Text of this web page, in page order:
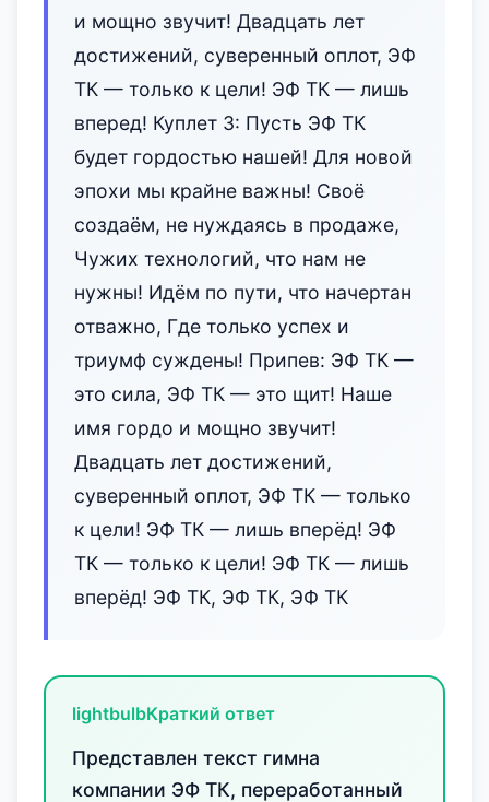
и мощно звучит! Двадцать лет
достижений, сувере‌нный оплот, ЭФ
ТК — только к цели! ЭФ ТК — лишь
вперед! Куплет 3: Пусть ЭФ ТК
будет гордостью нашей! Для новой
эпохи мы крайне важны! Своё
создаём, не нуждаясь в продаже,
Чужих технологий, что нам не
нужны! Идём по пути, что начертан
отважно, Где только успех и
триумф суждены! Припев: ЭФ ТК —
это сила, ЭФ ТК — это щит! Наше
имя гордо и мощно звучит!
Двадцать лет достижений,
сувере‌нный оплот, ЭФ ТК — только
к цели! ЭФ ТК — лишь вперёд! ЭФ
ТК — только к цели! ЭФ ТК — лишь
вперёд! ЭФ ТК, ЭФ ТК, ЭФ ТК
lightbulbКраткий ответ
Представлен текст гимна
компании ЭФ ТК, переработанный